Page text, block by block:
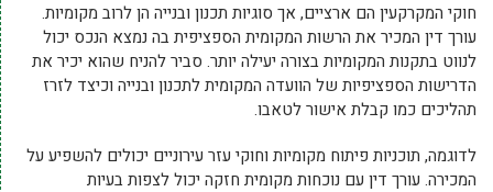
חוקי המקרקעין הם ארציים, אך סוגיות תכנון ובנייה הן לרוב מקומיות.
עורך דין המכיר את הרשות המקומית הספציפית בה נמצא הנכס יכול
לנווט בתקנות המקומיות בצורה יעילה יותר. סביר להניח שהוא יכיר את
הדרישות הספציפיות של הוועדה המקומית לתכנון ובנייה וכיצד לזרז
תהליכים כמו קבלת אישור לטאבו.
לדוגמה, תוכניות פיתוח מקומיות וחוקי עזר עירוניים יכולים להשפיע על
המכירה. עורך דין עם נוכחות מקומית חזקה יכול לצפות בעיות